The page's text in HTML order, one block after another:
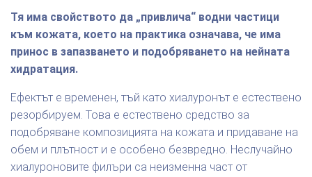
Тя има свойството да „привлича“ водни частици
към кожата, което на практика означава, че има
принос в запазването и подобряването на нейната
хидратация.
Ефектът е временен, тъй като хиалуронът е естествено
резорбируем. Това е естествено средство за
подобряване композицията на кожата и придаване на
обем и плътност и е особено безвредно. Неслучайно
хиалуроновите филъри са неизменна част от